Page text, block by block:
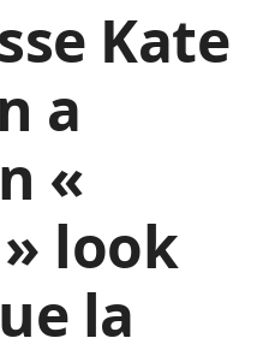
Kate
a
«
look
la